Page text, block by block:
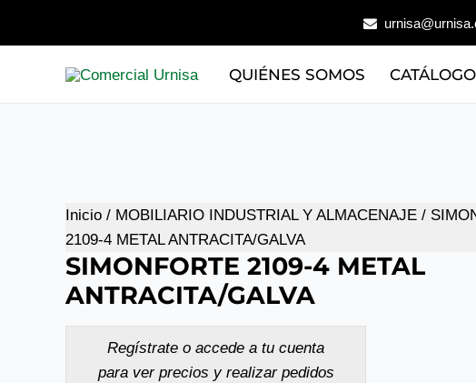
QUIÉNES SOMOS
Inicio / MOBILIARIO INDUSTRIAL Y ALMACENAJE /
2109-4 METAL ANTRACITA/GALVA
SIMONFORTE 2109-4 METAL
ANTRACITA/GALVA
Regístrate o accede a tu cuenta
para ver precios y realizar pedidos